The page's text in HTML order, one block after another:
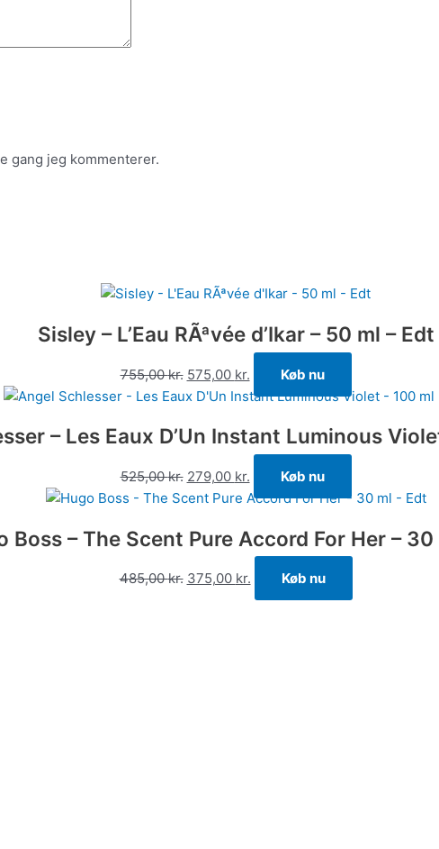
gang jeg kommenterer.
Sisley – L’Eau RÃªvée d’Ikar – 50 ml – Edt
755,00kr. 575,00 kr. Køb nu
– Les Eaux D’Un Instant Luminous
525,00kr. 279,00 kr. Køb nu
Boss – The Scent Pure Accord For Her – 30
485,00kr. 375,00 kr. Køb nu